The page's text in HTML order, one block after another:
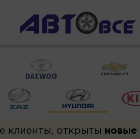
клиенты, открыты новые